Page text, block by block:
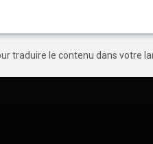
traduire le contenu dans votre